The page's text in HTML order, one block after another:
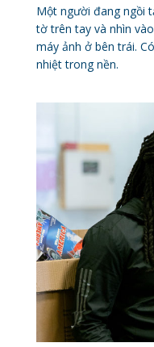
Một người đang ngồi
tờ trên tay và nhìn
máy ảnh ở bên trái.
nhiệt trong nền.